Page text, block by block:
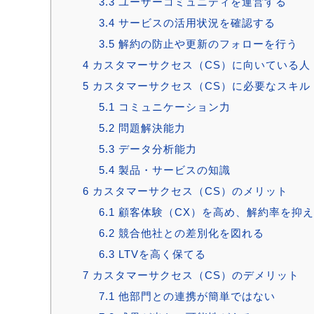
3.4 サービスの活用状況を確認する
3.5 解約の防止や更新のフォローを行う
4 カスタマーサクセス（CS）に向いている人
5 カスタマーサクセス（CS）に必要なスキル
5.1 コミュニケーション力
5.2 問題解決能力
5.3 データ分析能力
5.4 製品・サービスの知識
6 カスタマーサクセス（CS）のメリット
6.1 顧客体験（CX）を高め、解約率を抑
6.2 競合他社との差別化を図れる
6.3 LTVを高く保てる
7 カスタマーサクセス（CS）のデメリット
7.1 他部門との連携が簡単ではない